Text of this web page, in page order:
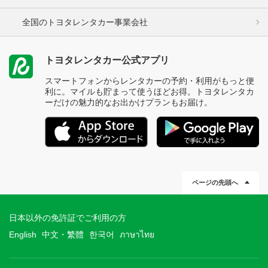
全国のトヨタレンタカー事業会社
トヨタレンタカー公式アプリ
スマートフォンからレンタカーの予約・利用がもっと便
利に。マイルも貯まって使うほどお得。トヨタレンタカ
ーだけの魅力的なお出かけプランもお届け。
ページの先頭へ
日本以外の免許証でご利用の方
English
中文・繁體 한국어 ภาษาไทย